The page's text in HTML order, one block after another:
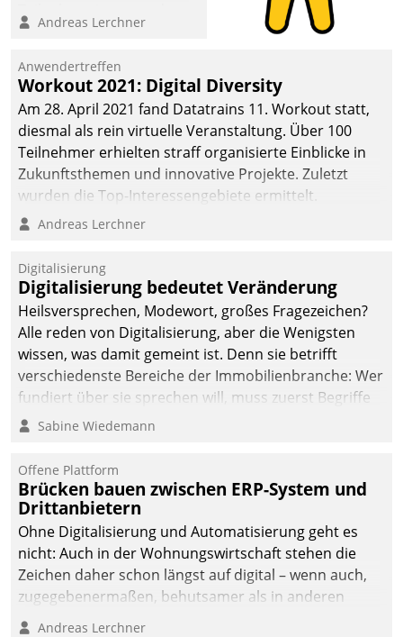
Teilnehmer kurzweilige
Cloud-Strategien und -
Lösungen mit hohem
Zukunftspotenzial.
Andreas Lerchner
Anwendertreffen
Workout 2021: Digital Diversity
Am 28. April 2021 fand Datatrains 11. Workout statt,
diesmal als rein virtuelle Veranstaltung. Über 100
Teilnehmer erhielten straff organisierte Einblicke in
Zukunftsthemen und innovative Projekte. Zuletzt
wurden die Top-Interessengebiete ermittelt.
Andreas Lerchner
Digitalisierung
Digitalisierung bedeutet Veränderung
Heilsversprechen, Modewort, großes Fragezeichen?
Alle reden von Digitalisierung, aber die Wenigsten
wissen, was damit gemeint ist. Denn sie betrifft
verschiedenste Bereiche der Immobilienbranche: Wer
fundiert über sie sprechen will, muss zuerst Begriffe
klären. Ein Aspekt ist die betriebliche Optimierung:
Einsparungen durch optimierte und automatisierte
Prozesse. Doch man darf nicht zu viel erwarten: Allein
mit der Einführung einer neuen Software ist es nicht
getan. Die Digitalisierung erfordert von Unternehmen
die Bereitschaft, sich zu überprüfen, zu hinterfragen
und zu verändern.
Sabine Wiedemann
Offene Plattform
Brücken bauen zwischen ERP-System und
Drittanbietern
Ohne Digitalisierung und Automatisierung geht es
nicht: Auch in der Wohnungswirtschaft stehen die
Zeichen daher schon längst auf digital – wenn auch,
zugegebenermaßen, behutsamer als in anderen
Branchen.
Andreas Lerchner